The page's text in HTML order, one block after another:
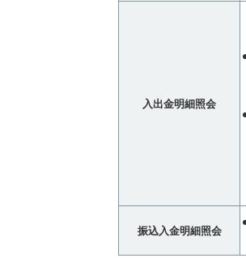
入出金明細照会
振込入金明細照会